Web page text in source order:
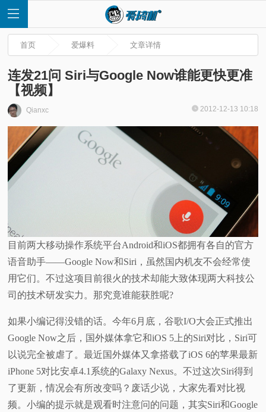
首
评
测
视
频
普
体
首页 爱爆料 文章详情
连发21问 Siri与Google Now谁能更快更准
【视频】
Qianxc 2012-12-13 10:18
目前两大移动操作系统平台Android和iOS都拥有各自的官方
语音助手——Google Now和Siri，虽然国内机友不会经常使
用它们。不过这项目前很火的技术却能大致体现两大科技公
司的技术研发实力。那究竟谁能获胜呢?
如果小编记得没错的话。今年6月底，谷歌I/O大会正式推出
Google Now之后，国外媒体拿它和iOS 5上的Siri对比，Siri可
以说完全被虐了。最近国外媒体又拿搭载了iOS 6的苹果最新
iPhone 5对比安卓4.1系统的Galaxy Nexus。不过这次Siri得到
了更新，情况会有所改变吗？废话少说，大家先看对比视
频。小编的提示就是观看时注意问的问题，其实Siri和Google